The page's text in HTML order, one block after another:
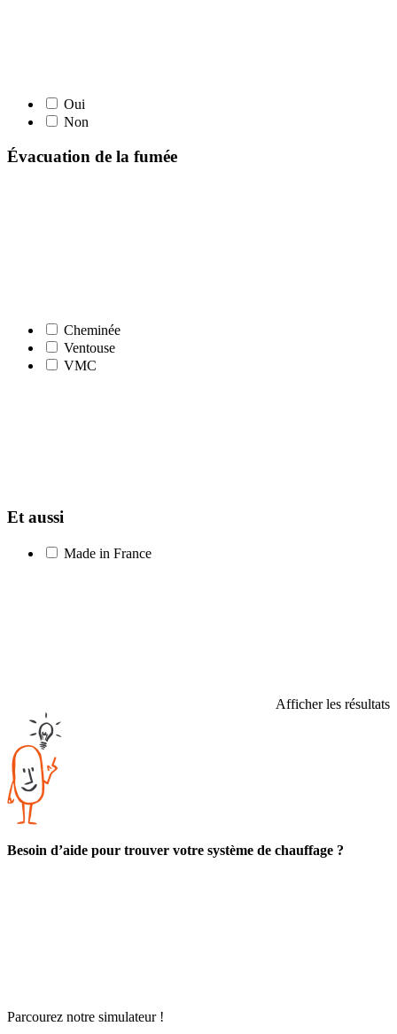
Oui
Non
Évacuation de la fumée
Cheminée
Ventouse
VMC
Et aussi
Made in France
Afficher les résultats
Besoin d’aide pour trouver votre système de chauffage ?
Parcourez notre simulateur !